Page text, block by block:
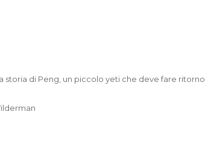
storia di Peng, un piccolo yeti che deve fare ritorno